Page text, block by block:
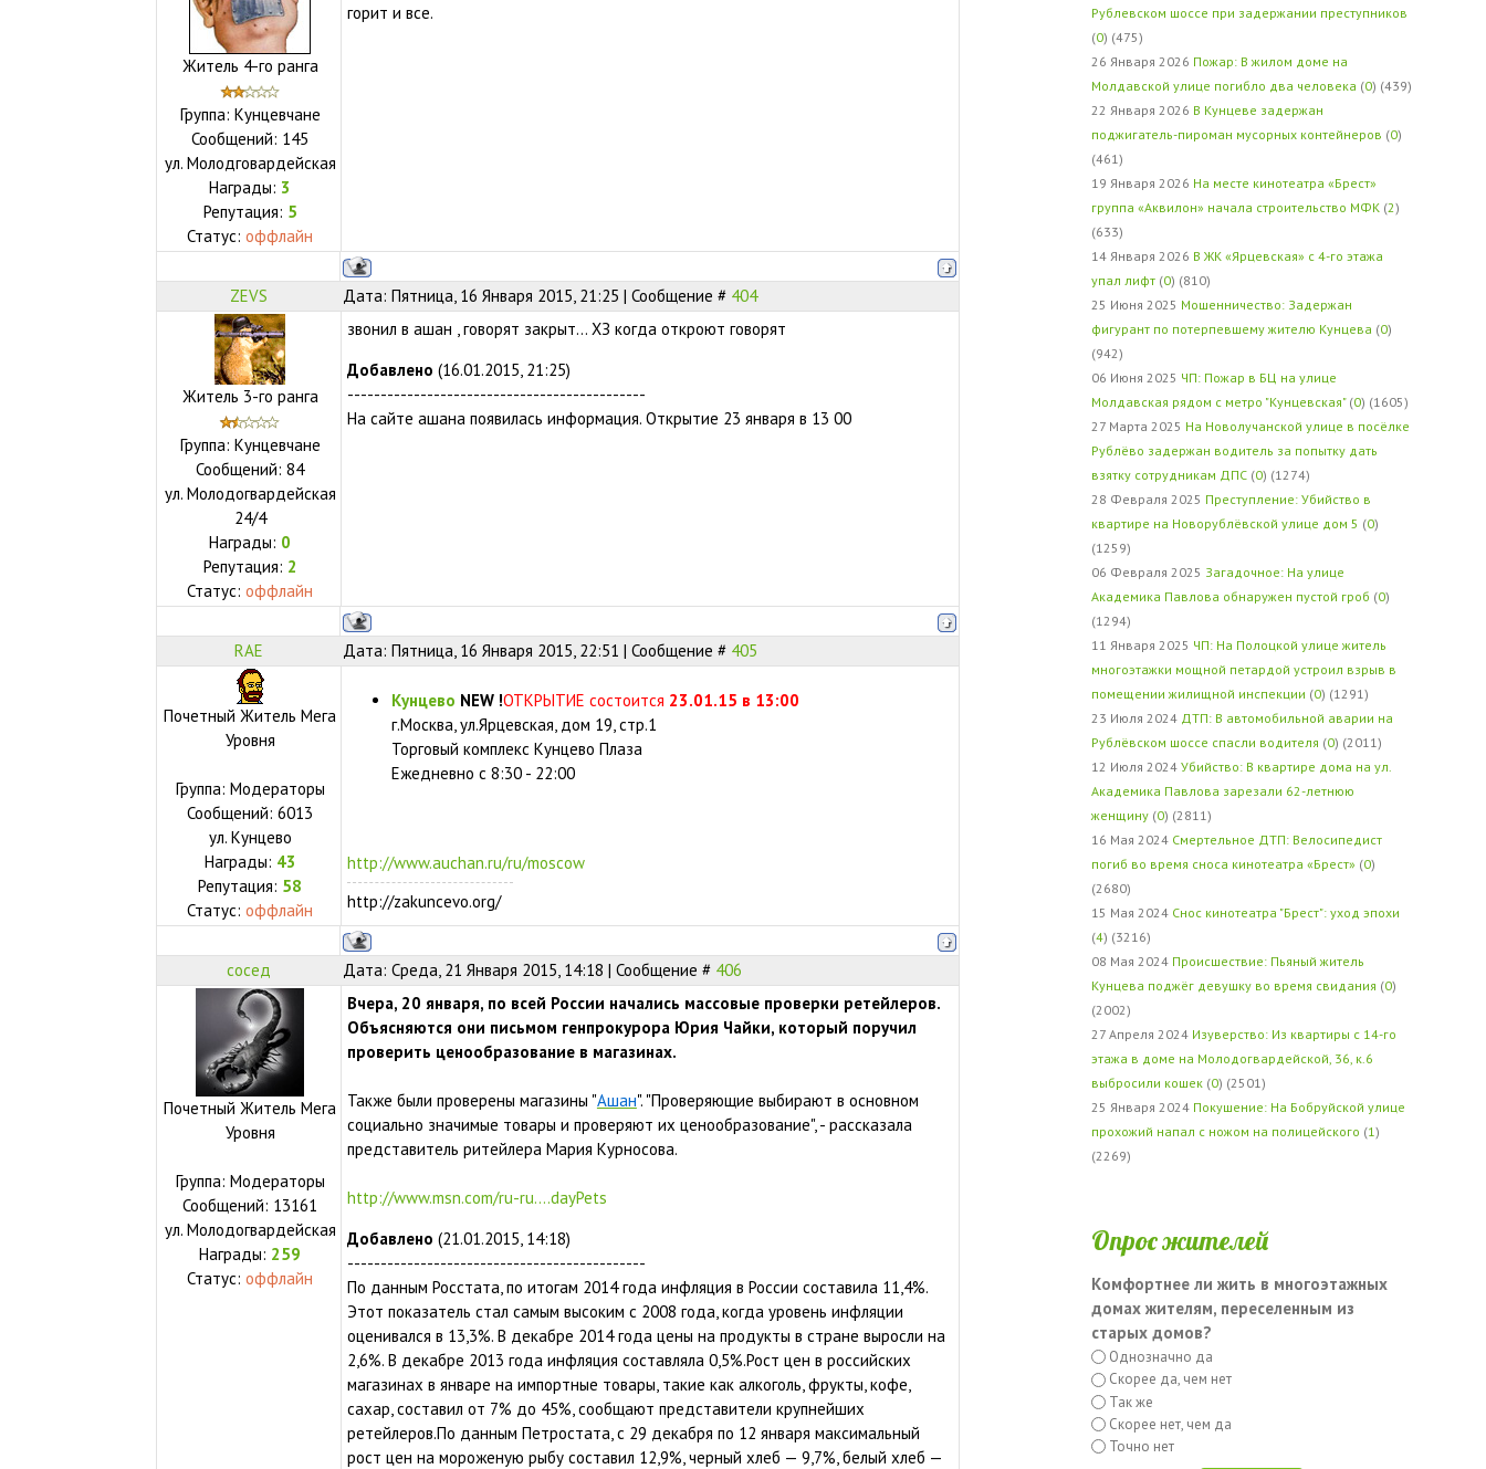
Житель 4-го ранга
Группа: Кунцевчане
Сообщений: 145
ул. Молодговардейская
Награды: 3
Репутация: 5
Статус:оффлайн
горит и все.
ZEVS Дата: Пятница, 16 Января 2015, 21:25 | Сообщение # 404
Житель 3-го ранга
Группа: Кунцевчане
Сообщений:84
ул. Молодогвардейская
24/4
Награды: 0
Репутация: 2
Статус:оффлайн
звонил в ашан , говорят закрыт... ХЗ когда откроют говорят
Добавлено (16.01.2015, 21:25)
---------------------------------------------
На сайте ашана появилась информация. Открытие 23 января в 13 00
RAE Дата: Пятница, 16 Января 2015, 22:51 | Сообщение # 405
Почетный Житель Мега
Уровня
Группа: Модераторы
Сообщений:6013
ул. Кунцево
Награды: 43
Репутация: 58
Статус:оффлайн
Кунцево NEW !ОТКРЫТИЕ состоится 23.01.15 в 13:00
г.Москва, ул.Ярцевская, дом 19, стр.1
Торговый комплекс Кунцево Плаза
Ежедневно с 8:30 - 22:00
http://www.auchan.ru/ru/moscow
http://zakuncevo.org/
сосед Дата: Среда, 21 Января 2015, 14:18 | Сообщение # 406
Почетный Житель Мега
Уровня
Группа: Модераторы
Сообщений: 13161
ул. Молодогвардейская
Награды: 259
Статус:оффлайн
Вчера, 20 января, по всей России начались массовые проверки ретейлеров.
Объясняются они письмом генпрокурора Юрия Чайки, который поручил
проверить ценообразование в магазинах.
Также были проверены магазины "Ашан". "Проверяющие выбирают в основном
социально значимые товары и проверяют их ценообразование", - рассказала
представитель ритейлера Мария Курносова.
http://www.msn.com/ru-ru....dayPets
Добавлено (21.01.2015, 14:18)
---------------------------------------------
По данным Росстата, по итогам 2014 года инфляция в России составила 11,4%.
Этот показатель стал самым высоким с 2008 года, когда уровень инфляции
оценивался в 13,3%. В декабре 2014 года цены на продукты в стране выросли на
2,6%. В декабре 2013 года инфляция составляла 0,5%.Рост цен в российских
магазинах в январе на импортные товары, такие как алкоголь, фрукты, кофе,
сахар, составил от 7% до 45%, сообщают представители крупнейших
ретейлеров.По данным Петростата, с 29 декабря по 12 января максимальный
рост цен на мороженую рыбу составил 12,9%, черный хлеб — 9,7%, белый хлеб —
Рублевском шоссе при задержании преступников
(0) (475)
26 Января 2026 Пожар: В жилом доме на
Молдавской улице погибло два человека (0) (439)
22 Января 2026 В Кунцеве задержан
поджигатель-пироман мусорных контейнеров (0)
(461)
19 Января 2026 На месте кинотеатра «Брест»
группа «Аквилон» начала строительство МФК (2)
(633)
14 Января 2026 В ЖК «Ярцевская» с 4-го этажа
упал лифт (0) (810)
25 Июня 2025 Мошенничество: Задержан
фигурант по потерпевшему жителю Кунцева (0)
(942)
06 Июня 2025 ЧП: Пожар в БЦ на улице
Молдавская рядом с метро "Кунцевская" (0) (1605)
27 Марта 2025 На Новолучанской улице в посёлке
Рублёво задержан водитель за попытку дать
взятку сотрудникам ДПС (0) (1274)
28 Февраля 2025 Преступление: Убийство в
квартире на Новорублёвской улице дом 5 (0)
(1259)
06 Февраля 2025 Загадочное: На улице
Академика Павлова обнаружен пустой гроб (0)
(1294)
11 Января 2025 ЧП: На Полоцкой улице житель
многоэтажки мощной петардой устроил взрыв в
помещении жилищной инспекции (0) (1291)
23 Июля 2024 ДТП: В автомобильной аварии на
Рублёвском шоссе спасли водителя (0) (2011)
12 Июля 2024 Убийство: В квартире дома на ул.
Академика Павлова зарезали 62-летнюю
женщину (0) (2811)
16 Мая 2024 Смертельное ДТП: Велосипедист
погиб во время сноса кинотеатра «Брест» (0)
(2680)
15 Мая 2024 Снос кинотеатра "Брест": уход эпохи
(4) (3216)
08 Мая 2024 Происшествие: Пьяный житель
Кунцева поджёг девушку во время свидания (0)
(2002)
27 Апреля 2024 Изуверство: Из квартиры с 14-го
этажа в доме на Молодогвардейской, 36, к.6
выбросили кошек (0) (2501)
25 Января 2024 Покушение: На Бобруйской улице
прохожий напал с ножом на полицейского (1)
(2269)
Опрос жителей
Комфортнее ли жить в многоэтажных
домах жителям, переселенным из
старых домов?
Однозначно да
Скорее да, чем нет
Так же
Скорее нет, чем да
Точно нет